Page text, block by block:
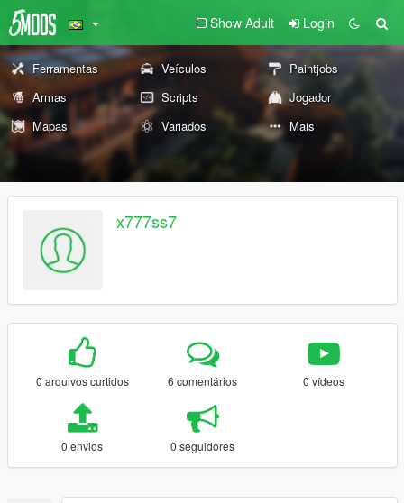
Show Adult Login
Ferramentas Veículos
Paintjobs
Armas
Scripts
Jogador
Mapas
Variados Mais
x777ss7
0 arquivos curtidos 6 comentários 0 vídeos
0 envios 0 seguidores